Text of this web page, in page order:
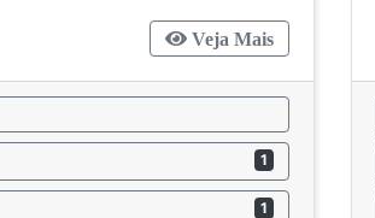
Veja Mais
1
1